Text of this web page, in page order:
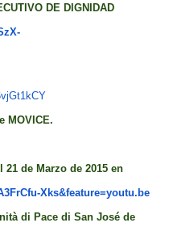
DE DIGNIDAD
MOVICE.
21 de Marzo de 2015 en
Xks&feature=youtu.be
di Pace di San José de